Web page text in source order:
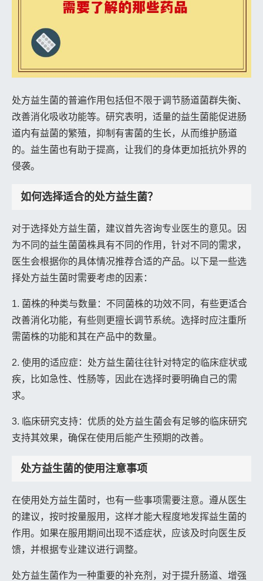
处方益生菌的普遍作用包括但不限于调节肠道菌群失衡、
改善消化吸收功能等。研究表明，适量的益生菌能促进肠
道内有益菌的繁殖，抑制有害菌的生长，从而维护肠道
的。益生菌也有助于提高，让我们的身体更加抵抗外界的
侵袭。
如何选择适合的处方益生菌？
对于选择处方益生菌，建议首先咨询专业医生的意见。因
为不同的益生菌菌株具有不同的作用，针对不同的需求，
医生会根据你的具体情况推荐合适的产品。以下是一些选
择处方益生菌时需要考虑的因素：
1. 菌株的种类与数量：不同菌株的功效不同，有些更适合
改善消化功能，有些则更擅长调节系统。选择时应注重所
需菌株的功能和其在产品中的数量。
2. 使用的适应症：处方益生菌往往针对特定的临床症状或
疾，比如急性、性肠等，因此在选择时要明确自己的需
求。
3. 临床研究支持：优质的处方益生菌会有足够的临床研究
支持其效果，确保在使用后能产生预期的改善。
处方益生菌的使用注意事项
在使用处方益生菌时，也有一些事项需要注意。遵从医生
的建议，按时按量服用，这样才能大程度地发挥益生菌的
作用。如果在服用期间出现不适症状，应该及时向医生反
馈，并根据专业建议进行调整。
处方益生菌作为一种重要的补充剂，对于提升肠道、增强